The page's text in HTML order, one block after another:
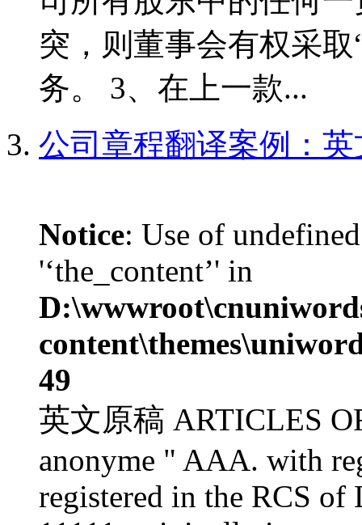
突，则董事会有权采
务。 3、在上一款...
公司章程翻译案例：
Notice: Use of
'‘the_content’' in
49
英文原稿 ARTICLES
anonyme " AAA. with
registered in the RCS of